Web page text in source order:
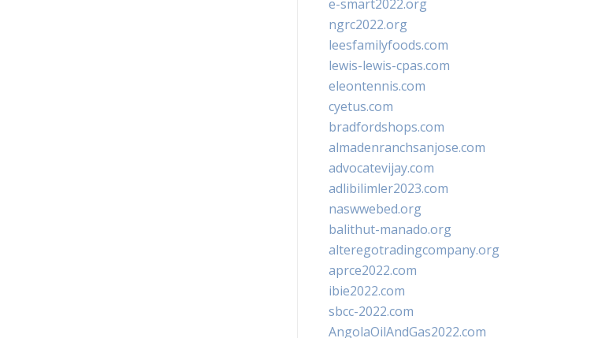
e-smart2022.org
ngrc2022.org
leesfamilyfoods.com
lewis-lewis-cpas.com
eleontennis.com
cyetus.com
bradfordshops.com
almadenranchsanjose.com
advocatevijay.com
adlibilimler2023.com
naswwebed.org
balithut-manado.org
alteregotradingcompany.org
aprce2022.com
ibie2022.com
sbcc-2022.com
AngolaOilAndGas2022.com